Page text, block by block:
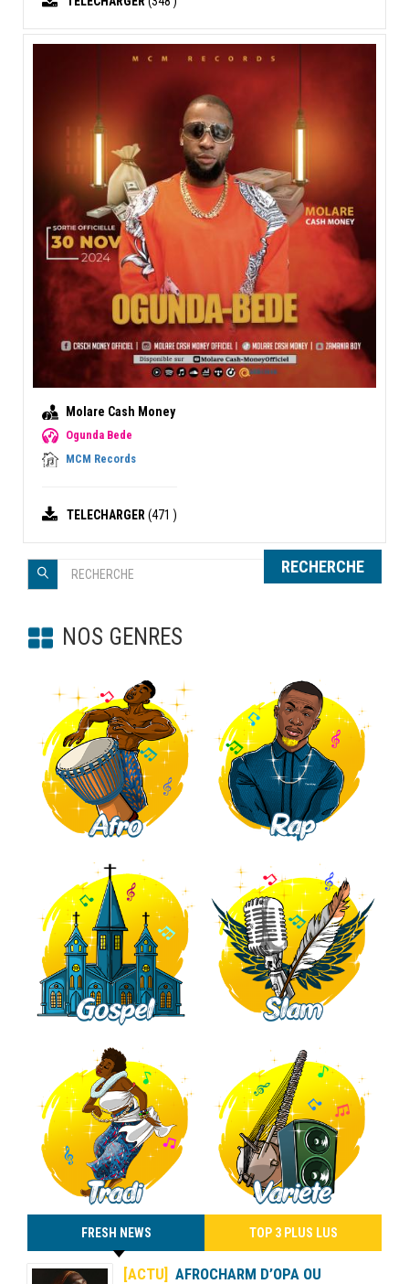
Molare Cash Money
Ogunda Bede
MCM Records
TELECHARGER (471 )
RECHERCHE
NOS GENRES
FRESH NEWS TOP 3 PLUS LUS
[ACTU] AFROCHARM D’OPA OU